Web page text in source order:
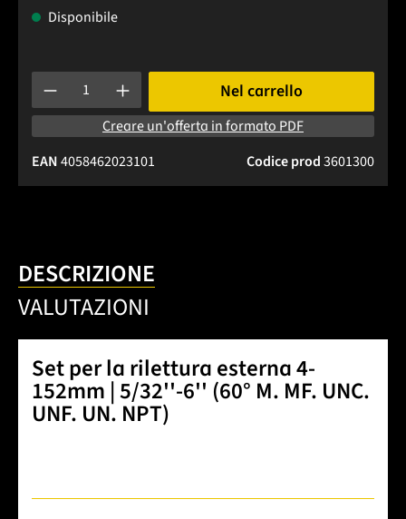
Disponibile
Quantità del prodotto: inserisci la quantità desiderata o
Nel carrello
Creare un'offerta in formato PDF
Codice prod3601300
EAN4058462023101
DESCRIZIONE
VALUTAZIONI
Set per la rilettura esterna 4-
152mm | 5/32''-6'' (60° M. MF. UNC.
UNF. UN. NPT)